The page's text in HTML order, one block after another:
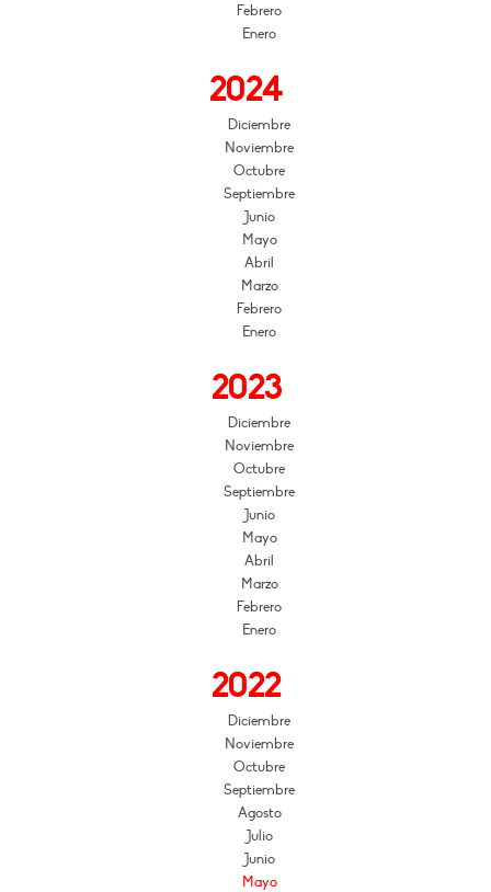
Febrero
Enero
2024
Diciembre
Noviembre
Octubre
Septiembre
Junio
Mayo
Abril
Marzo
Febrero
Enero
2023
Diciembre
Noviembre
Octubre
Septiembre
Junio
Mayo
Abril
Marzo
Febrero
Enero
2022
Diciembre
Noviembre
Octubre
Septiembre
Agosto
Julio
Junio
Mayo